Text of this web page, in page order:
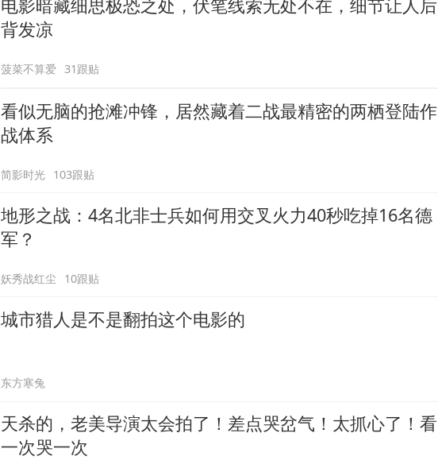
电影暗藏细思极恐之处，伏笔线索无处不在，细节让人后
背发凉
菠菜不算爱 31跟贴
看似无脑的抢滩冲锋，居然藏着二战最精密的两栖登陆作
战体系
简影时光 103跟贴
地形之战：4名北非士兵如何用交叉火力40秒吃掉16名德
军？
妖秀战红尘 10跟贴
城市猎人是不是翻拍这个电影的
东方寒兔
天杀的，老美导演太会拍了！差点哭岔气！太抓心了！看
一次哭一次